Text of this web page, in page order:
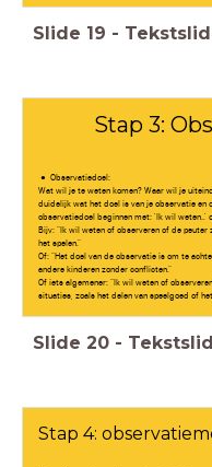
Slide 19 -
Stap 3:
Observatiedoel:
Wat wil je te weten komen? Waar wil je
duidelijk wat het doel is van je observatie en
observatiedoel beginnen met: 'Ik wil weten..'
Bijv: "Ik wil weten of observeren of de
het spelen."
Of: "Het doel van de observatie is om te
andere kinderen zonder conflicten."
Of iets algemener: "Ik wil weten of
situaties, zoals het delen van speelgoed of
Slide 20 -
Stap 4: